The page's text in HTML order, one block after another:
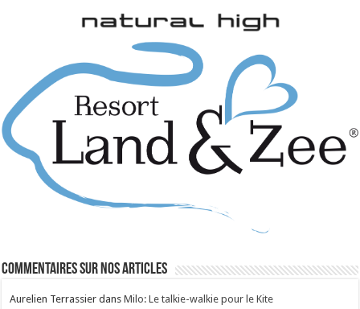
Commentaires sur nos articles
Aurelien Terrassier dansMilo: Le talkie-walkie pour le Kite